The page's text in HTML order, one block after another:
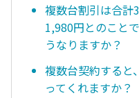
複数台割引は合計
1,980円とのこと
うなりますか？
複数台契約すると
ってくれますか？